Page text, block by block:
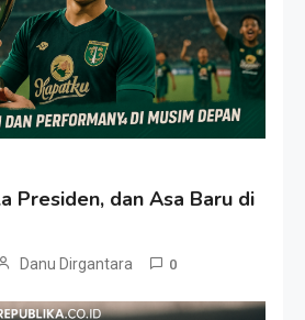
Presiden, dan Asa Baru di
Danu Dirgantara 0